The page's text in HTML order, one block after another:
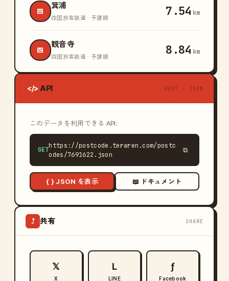
四
箕浦
四国旅客鉄道 · 予讃線 7.54 km
四
観音寺
四国旅客鉄道 · 予讃線 8.84 km
</> API REST · JSON
このデータを利用できる API:
GET
https://postcode.teraren.com/postc
odes/7691622.json
⧉
{ } JSON を表示 📖 ドキュメント
⤴ 共有 SHARE
𝕏
X
L
LINE
ƒ
Facebook